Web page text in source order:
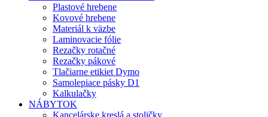
Plastové hrebene
Kovové hrebene
Materiál k väzbe
Laminovacie fólie
Rezačky rotačné
Rezačky pákové
Tlačiarne etikiet Dymo
Samolepiace pásky D1
Kalkulačky
NÁBYTOK
Kancelárske kreslá a stoličky